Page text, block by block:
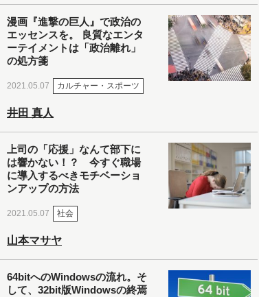
漫画『進撃の巨人』で政治の
エッセンスを。 良質なエンタ
ーテイメントは「政治離れ」
の処方箋
2021.05.07 カルチャー・スポーツ
井田 真人
上司の「応援」なんて部下に
は響かない！？ 今すぐ職場
に導入するべきモチベーショ
ンアップの方法
2021.05.07 社会
山本マサヤ
64bitへのWindowsの流れ。そ
して、32bit版Windowsの終焉